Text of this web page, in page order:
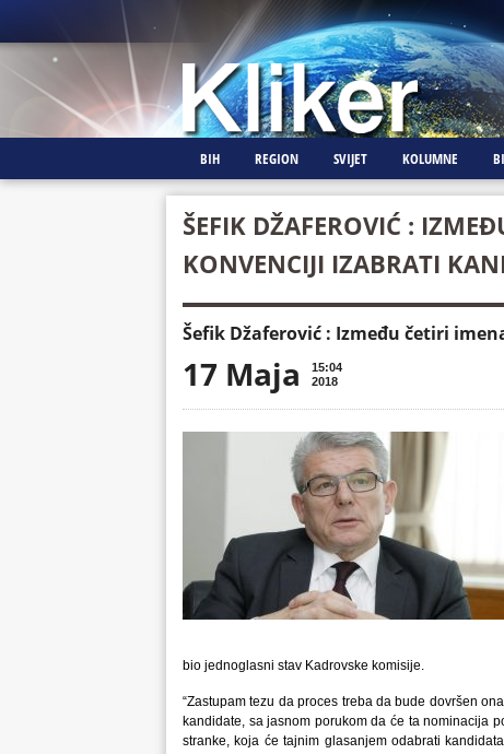
BIH REGION SVIJET KOLUMNE
ŠEFIK DŽAFEROVIĆ :
KONVENCIJI IZABRATI
Šefik Džaferović : Između četiri
17 Maja
15:04
2018
bio jednoglasni stav Kadrovske komisije.
“Zastupam tezu da proces treba da bude dovršen
kandidate, sa jasnom porukom da će ta nominacija
stranke, koja će tajnim glasanjem odabrati